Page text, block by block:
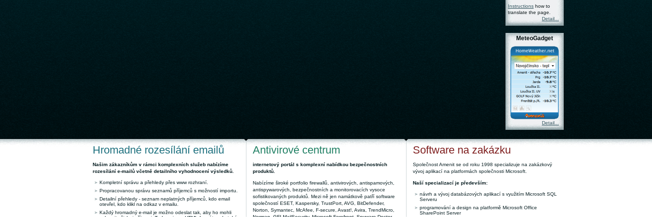
Instructions how to
translate the page.
Detail...
MeteoGadget
Detail...
Hromadné rozesílání emailů
Našim zákazníkům v rámci komplexních služeb nabízíme
rozesílání e-mailů včetně detailního vyhodnocení výsledků.
Kompletní správu a přehledy přes www rozhraní.
Propracovanou správu seznamů příjemců s možností importu.
Detailní přehledy - seznam neplatných příjemců, kdo email
otevřel, kdo klikl na odkaz v emailu.
Každý hromadný e-mail je možno odeslat tak, aby ho mohli
Antivirové centrum
internetový portál s komplexní nabídkou bezpečnostních
produktů.
Nabízíme široké portfolio firewallů, antivirových, antispamových,
antispywarových, bezpečnostních a monitorovacích vysoce
sofistikovaných produktů. Mezi ně jen namátkově patří software
společností ESET, Kaspersky, TrustPort, AVG, BitDefender,
Norton, Symantec, McAfee, F-secure, Avast!, Avira, TrendMicro,
Software na zakázku
Společnost Amenit se od roku 1998 specializuje na zakázkový
vývoj aplikací na platformách společnosti Microsoft.
Naší specializací je především:
návrh a vývoj databázových aplikací s využitím Microsoft SQL
Serveru
programování a design na platformě Microsoft Office
SharePoint Server